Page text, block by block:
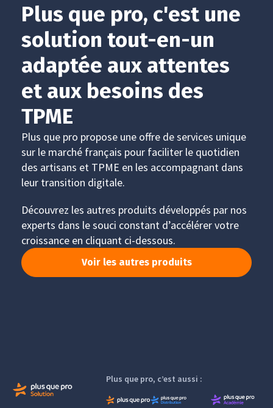
Plus que pro, c'est une
solution tout-en-un
adaptée aux attentes
et aux besoins des
TPME
Plus que pro propose une offre de services unique
sur le marché français pour faciliter le quotidien
des artisans et TPME en les accompagnant dans
leur transition digitale.
Découvrez les autres produits développés par nos
experts dans le souci constant d’accélérer votre
croissance en cliquant ci-dessous.
Voir les autres produits
Plus que pro, c’est aussi :